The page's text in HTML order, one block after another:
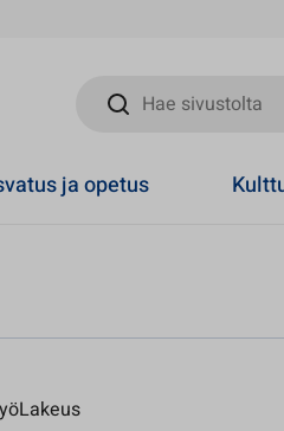
Hae sivustolta
ja opetus